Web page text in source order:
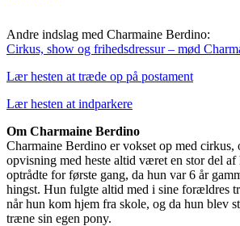
Andre indslag med Charmaine Berdino:
Cirkus, show og frihedsdressur – mød
Lær hesten at træde op på postament
Lær hesten at indparkere
Om Charmaine Berdino
Charmaine Berdino er vokset op med cirkus,
opvisning med heste altid været en stor del af
optrådte for første gang, da hun var 6 år
hingst. Hun fulgte altid med i sine forældres
når hun kom hjem fra skole, og da hun blev
træne sin egen pony.